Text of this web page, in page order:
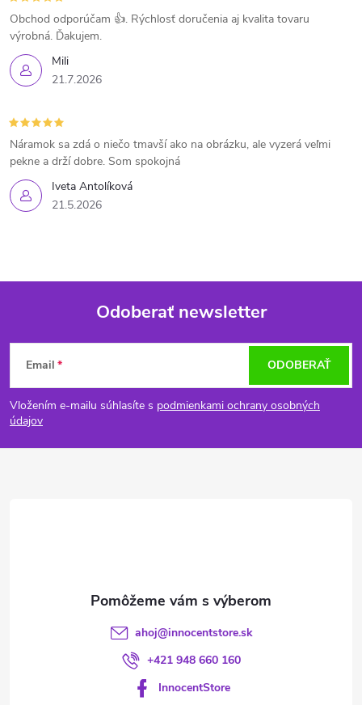
Mili
21.7.2026
Obchod odporúčam 👍. Rýchlosť doručenia aj kvalita tovaru
výrobná. Ďakujem.
Iveta Antolíková
21.5.2026
Náramok sa zdá o niečo tmavší ako na obrázku, ale vyzerá veľmi
pekne a drží dobre. Som spokojná
Z
á
p
Odoberať newsletter
Email
Vložením e-mailu súhlasíte s podmienkami ochrany osobných
údajov
ODOBERAŤ
ahoj@innocentstore.sk
+421 948 660 160
InnocentStore